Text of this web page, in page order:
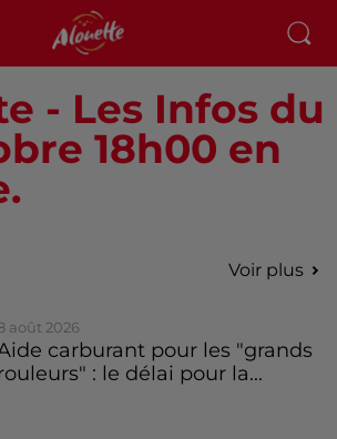
- Les Infos du
18h00 en
Voir plus
août 2026
carburant pour les "grands
: le délai pour la...